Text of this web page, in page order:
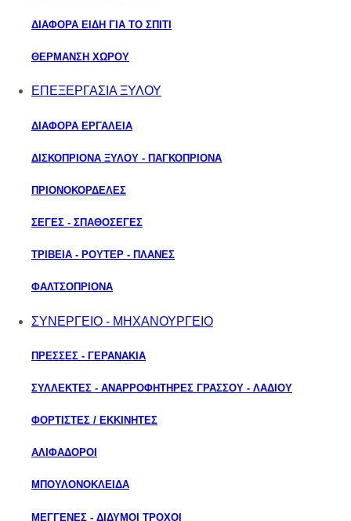
ΔΙΑΦΟΡΑ ΕΙΔΗ ΓΙΑ ΤΟ ΣΠΙΤΙ
ΘΕΡΜΑΝΣΗ ΧΩΡΟΥ
ΕΠΕΞΕΡΓΑΣΙΑ ΞΥΛΟΥ
ΔΙΑΦΟΡΑ ΕΡΓΑΛΕΙΑ
ΔΙΣΚΟΠΡΙΟΝΑ ΞΥΛΟΥ - ΠΑΓΚΟΠΡΙΟΝΑ
ΠΡΙΟΝΟΚΟΡΔΕΛΕΣ
ΣΕΓΕΣ - ΣΠΑΘΟΣΕΓΕΣ
ΤΡΙΒΕΙΑ - ΡΟΥΤΕΡ - ΠΛΑΝΕΣ
ΦΑΛΤΣΟΠΡΙΟΝΑ
ΣΥΝΕΡΓΕΙΟ - ΜΗΧΑΝΟΥΡΓΕΙΟ
ΠΡΕΣΣΕΣ - ΓΕΡΑΝΑΚΙΑ
ΣΥΛΛΕΚΤΕΣ - ΑΝΑΡΡΟΦΗΤΗΡΕΣ ΓΡΑΣΣΟΥ - ΛΑΔΙΟΥ
ΦΟΡΤΙΣΤΕΣ / ΕΚΚΙΝΗΤΕΣ
ΑΛΙΦΑΔΟΡΟΙ
ΜΠΟΥΛΟΝΟΚΛΕΙΔΑ
ΜΕΓΓΕΝΕΣ - ΔΙΔΥΜΟΙ ΤΡΟΧΟΙ